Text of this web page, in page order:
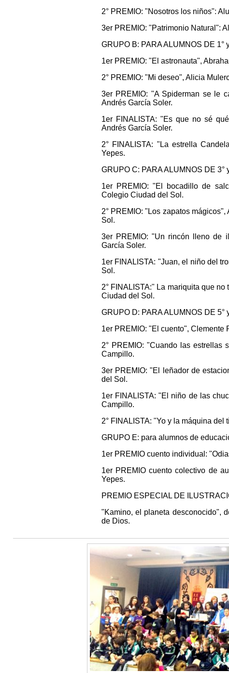
2° PREMIO: "Nosotros los niños":
3er PREMIO: "Patrimonio Natural":
GRUPO B: PARA ALUMNOS DE 1°
1er PREMIO: "El astronauta",
2° PREMIO: "Mi deseo", Alicia
3er PREMIO: "A Spiderman se le
Andrés García Soler.
1er FINALISTA: "Es que no sé
Andrés García Soler.
2° FINALISTA: "La estrella
Yepes.
GRUPO C: PARA ALUMNOS DE
1er PREMIO: "El bocadillo de
Colegio Ciudad del Sol.
2° PREMIO: "Los zapatos
Sol.
3er PREMIO: "Un rincón lleno de
García Soler.
1er FINALISTA: "Juan, el niño del
Sol.
2° FINALISTA:" La mariquita que
Ciudad del Sol.
GRUPO D: PARA ALUMNOS DE 5°
1er PREMIO: "El cuento", Clemente
2° PREMIO: "Cuando las estrellas
Campillo.
3er PREMIO: "El leñador de
del Sol.
1er FINALISTA: "El niño de las
Campillo.
2° FINALISTA: "Yo y la máquina del
GRUPO E: para alumnos de
1er PREMIO cuento individual:
1er PREMIO cuento colectivo de
Yepes.
PREMIO ESPECIAL DE
"Kamino, el planeta desconocido",
de Dios.